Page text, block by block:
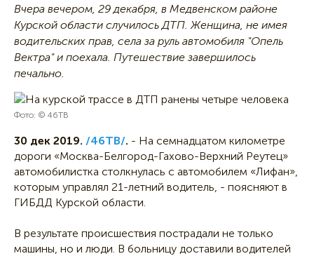
Вчера вечером, 29 декабря, в Медвенском районе
Курской области случилось ДТП. Женщина, не имея
водительских прав, села за руль автомобиля "Опель
Вектра" и поехала. Путешествие завершилось
печально.
Фото: © 46ТВ
30 дек 2019. /46ТВ/. - На семнадцатом километре
дороги «Москва-Белгород-Гахово-Верхний Реутец»
автомобилистка столкнулась с автомобилем «Лифан»,
которым управлял 21-летний водитель, - поясняют в
ГИБДД Курской области.
В результате происшествия пострадали не только
машины, но и люди. В больницу доставили водителей